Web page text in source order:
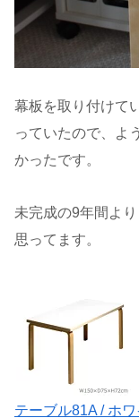
幕板を取り付けて
っていたので、よ
かったです。
未完成の9年間よ
思ってます。
テーブル81A / ホ